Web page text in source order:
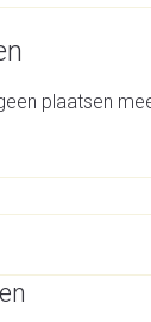
plaatsen